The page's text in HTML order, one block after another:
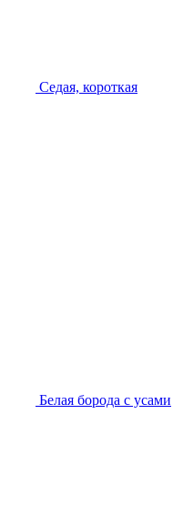
Седая, короткая
Белая борода с усами